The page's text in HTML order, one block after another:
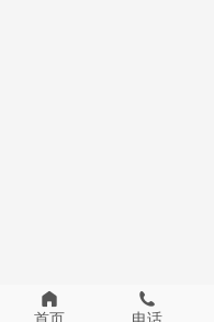
首页 电话